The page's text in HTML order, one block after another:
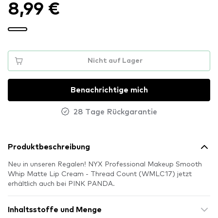
8,99 €
Nicht auf Lager
Benachrichtige mich
28 Tage Rückgarantie
Produktbeschreibung
Neu in unseren Regalen! NYX Professional Makeup Smooth
Whip Matte Lip Cream - Thread Count (WMLC17) jetzt
erhältlich auch bei PINK PANDA.
Inhaltsstoffe und Menge